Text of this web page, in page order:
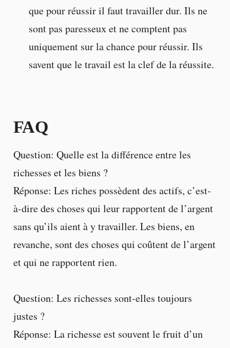
que pour réussir il faut travailler dur. Ils ne
sont pas paresseux et ne comptent pas
uniquement sur la chance pour réussir. Ils
savent que le travail est la clef de la réussite.
FAQ
Question: Quelle est la différence entre les
richesses et les biens ?
Réponse: Les riches possèdent des actifs, c’est-
à-dire des choses qui leur rapportent de l’argent
sans qu’ils aient à y travailler. Les biens, en
revanche, sont des choses qui coûtent de l’argent
et qui ne rapportent rien.
Question: Les richesses sont-elles toujours
justes ?
Réponse: La richesse est souvent le fruit d’un